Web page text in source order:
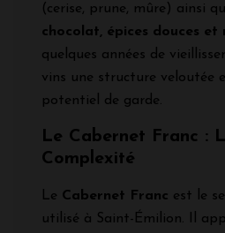
(cerise, prune, mûre) ainsi
chocolat, épices douces et
quelques années de
vins une structure veloutée
potentiel de garde.
Le Cabernet Franc :
Complexité
Le Cabernet Franc est le
utilisé à Saint-Émilion. Il